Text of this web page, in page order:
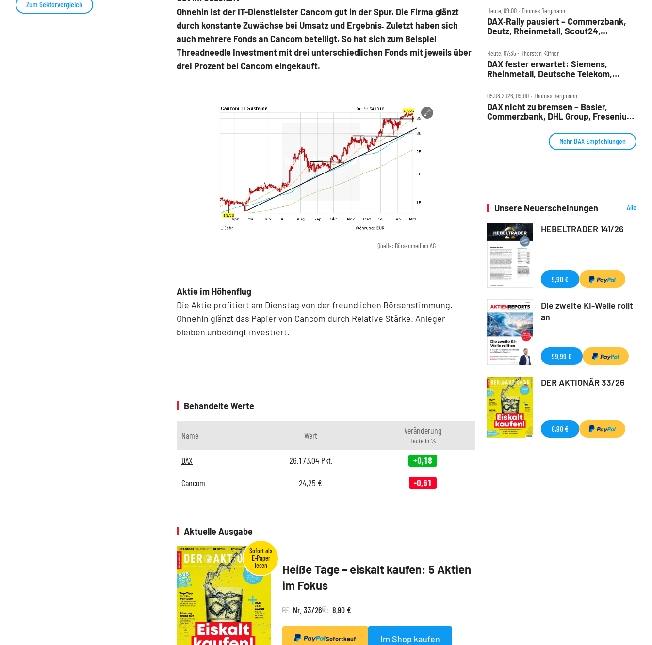
Ohnehin ist der IT-Dienstleister Cancom gut in der Spur. Die Firma glänzt
durch konstante Zuwächse bei Umsatz und Ergebnis. Zuletzt haben sich
auch mehrere Fonds an Cancom beteiligt. So hat sich zum Beispiel
Threadneedle Investment mit drei unterschiedlichen Fonds mit jeweils über
drei Prozent bei Cancom eingekauft.
Quelle: Börsenmedien AG
Aktie im Höhenflug
Die Aktie profitiert am Dienstag von der freundlichen Börsenstimmung.
Ohnehin glänzt das Papier von Cancom durch Relative Stärke. Anleger
bleiben unbedingt investiert.
Behandelte Werte
Name Wert Veränderung
Heute in %
DAX 26.173,04Pkt. +0,18
Cancom 24,25 € -0,61
Aktuelle Ausgabe
Heiße Tage – eiskalt kaufen: 5 Aktien
im Fokus
Nr. 33/26 8,90 €
Sofortkauf Im Shop kaufen
Zum Sektorvergleich
Heute, 09:00 ‧ Thomas Bergmann
DAX‑Rally pausiert – Commerzbank,
Deutz, Rheinmetall, Scout24,
Check
Heute, 07:35 ‧ Thorsten Küfner
DAX fester erwartet: Siemens,
Rheinmetall, Deutsche Telekom,
05.08.2026, 09:00 ‧ Thomas Bergmann
DAX nicht zu bremsen – Basler,
Commerzbank, DHL Group, Fresenius,
Mehr DAX Empfehlungen
Unsere Neuerscheinungen
Alle
HEBELTRADER 141/26
9,90 €
Die zweite KI-Welle rollt
an
99,99 €
DER AKTIONÄR 33/26
8,90 €